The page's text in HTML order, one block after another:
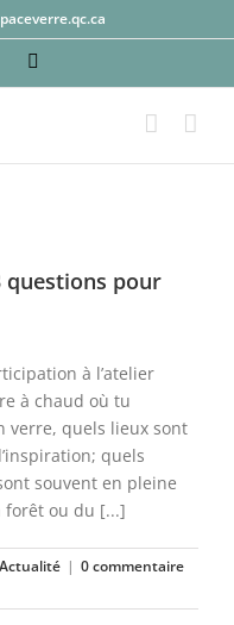
YouTube
questions pour
à l’atelier
à chaud où tu
verre, quels lieux sont
quels
souvent en pleine
forêt ou du [...]
Actualité | 0 commentaire